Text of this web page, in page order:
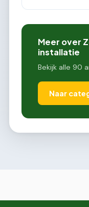
Meer over
installatie
Bekijk alle 90
Naar